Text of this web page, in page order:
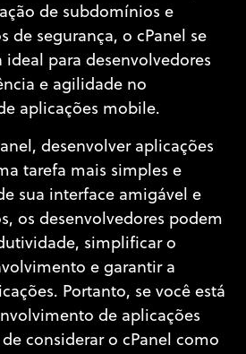
de subdomínios e
de segurança, o cPanel se
para desenvolvedores
e agilidade no
aplicações mobile.
desenvolver aplicações
tarefa mais simples e
sua interface amigável e
os desenvolvedores podem
simplificar o
e garantir a
Portanto, se você está
de aplicações
considerar o cPanel como